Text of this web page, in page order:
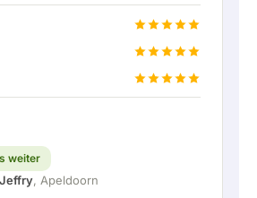
mit eingebracht. Nach der
wurde sogar ein kostenloser
um die Heimbatterie
absolut top. Kurzum: ein sehr
werden. Weiter so!
weiter
Jeffry, Apeldoorn